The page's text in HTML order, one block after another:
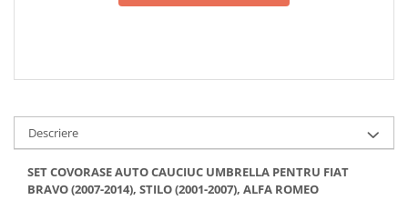
Descriere
SET COVORASE AUTO CAUCIUC UMBRELLA PENTRU FIAT
BRAVO (2007-2014), STILO (2001-2007), ALFA ROMEO